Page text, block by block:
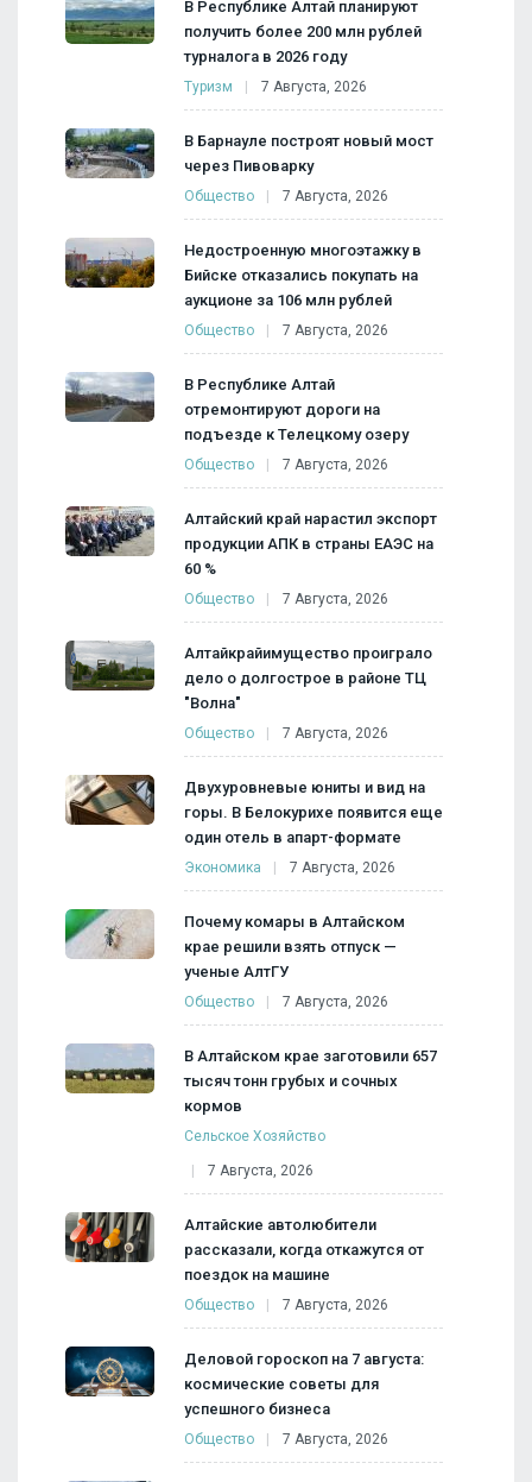
В Республике Алтай планируют
получить более 200 млн рублей
турналога в 2026 году
Туризм 7 Августа, 2026
В Барнауле построят новый мост
через Пивоварку
Общество 7 Августа, 2026
Недостроенную многоэтажку в
Бийске отказались покупать на
аукционе за 106 млн рублей
Общество 7 Августа, 2026
В Республике Алтай
отремонтируют дороги на
подъезде к Телецкому озеру
Общество 7 Августа, 2026
Алтайский край нарастил экспорт
продукции АПК в страны ЕАЭС на
60 %
Общество 7 Августа, 2026
Алтайкрайимущество проиграло
дело о долгострое в районе ТЦ
"Волна"
Общество 7 Августа, 2026
Двухуровневые юниты и вид на
горы. В Белокурихе появится еще
один отель в апарт-формате
Экономика 7 Августа, 2026
Почему комары в Алтайском
крае решили взять отпуск —
ученые АлтГУ
Общество 7 Августа, 2026
В Алтайском крае заготовили 657
тысяч тонн грубых и сочных
кормов
Сельское Хозяйство
7 Августа, 2026
Алтайские автолюбители
рассказали, когда откажутся от
поездок на машине
Общество 7 Августа, 2026
Деловой гороскоп на 7 августа:
космические советы для
успешного бизнеса
Общество 7 Августа, 2026